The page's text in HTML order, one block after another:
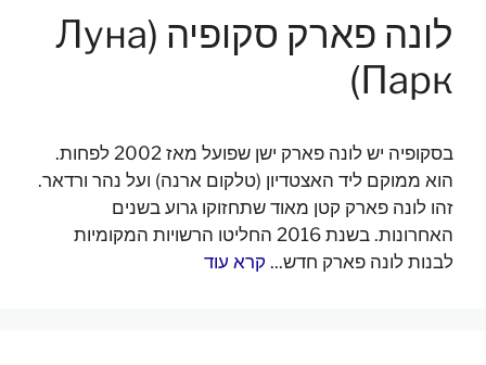
לונה פארק סקופיה (Луна
Парк)
בסקופיה יש לונה פארק ישן שפועל מאז 2002 לפחות.
הוא ממוקם ליד האצטדיון (טלקום ארנה) ועל נהר ורדאר.
זהו לונה פארק קטן מאוד שתחזוקו גרוע בשנים
האחרונות. בשנת 2016 החליטו הרשויות המקומיות
לבנות לונה פארק חדש... קרא עוד